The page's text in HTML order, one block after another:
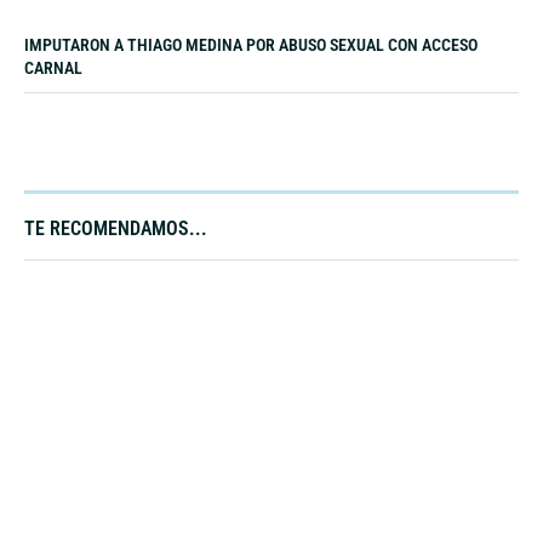
IMPUTARON A THIAGO MEDINA POR ABUSO SEXUAL CON ACCESO
CARNAL
TE RECOMENDAMOS...​